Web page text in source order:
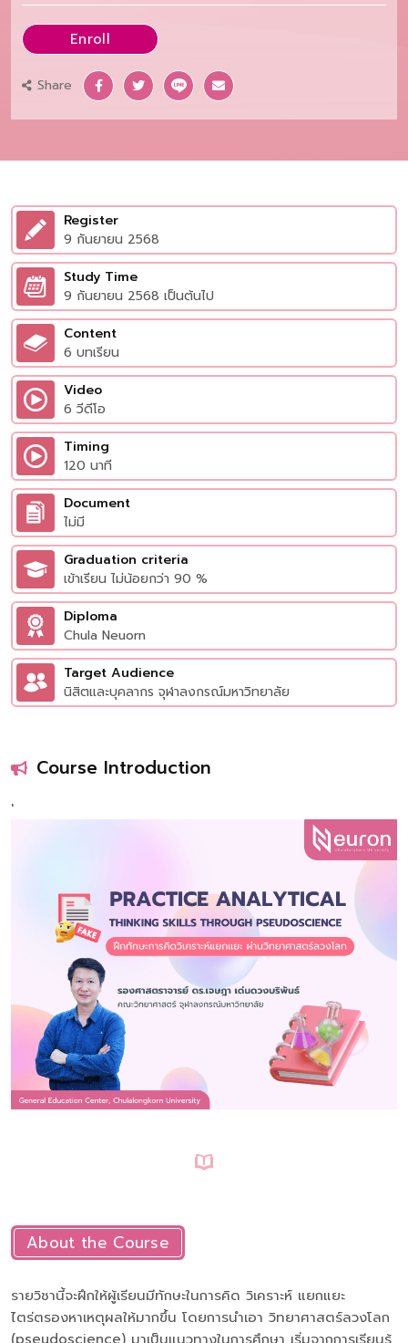
Enroll
Share
Register
9 กันยายน 2568
Study Time
9 กันยายน 2568 เป็นต้นไป
Content
6 บทเรียน
Video
6 วีดีโอ
Timing
120 นาที
Document
ไม่มี
Graduation criteria
เข้าเรียน ไม่น้อยกว่า 90 %
Diploma
Chula Neuorn
Target Audience
นิสิตและบุคลากร จุฬาลงกรณ์มหาวิทยาลัย
Course Introduction
'
About the Course
รายวิชานี้จะฝึกให้ผู้เรียนมีทักษะในการคิด วิเคราะห์ แยกแยะ
ไตร่ตรองหาเหตุผลให้มากขึ้น โดยการนำเอา วิทยาศาสตร์ลวงโลก